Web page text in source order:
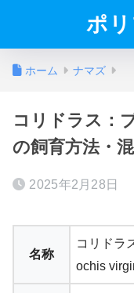
ポ
ホーム ナマズ
コリドラス：
の飼育方法・
2025年2月28日
名称
コリドラ
ochis